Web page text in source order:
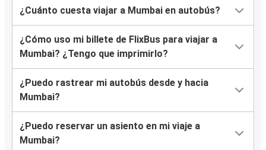
¿Cuánto cuesta viajar a Mumbai en autobús?
¿Cómo uso mi billete de FlixBus para viajar a
Mumbai? ¿Tengo que imprimirlo?
¿Puedo rastrear mi autobús desde y hacia
Mumbai?
¿Puedo reservar un asiento en mi viaje a
Mumbai?